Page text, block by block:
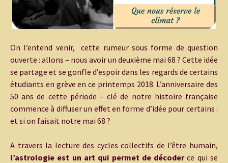
On l’entend venir, cette rumeur sous forme de question
ouverte : allons – nous avoir un deuxième mai 68 ? Cette idée
se partage et se gonfle d’espoir dans les regards de certains
étudiants en grève en ce printemps 2018. L’anniversaire des
50 ans de cette période – clé de notre histoire française
commence à diffuser un effet en forme d’idée pour certains :
et si on faisait notre mai 68 ?
A travers la lecture des cycles collectifs de l’être humain,
l’astrologie est un art qui permet de décoderce qui se